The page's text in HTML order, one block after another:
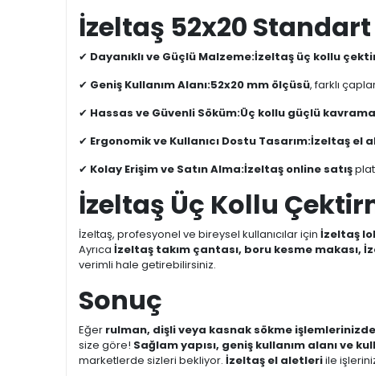
İzeltaş 52x20
✔ Dayanıklı ve Güçlü Malzeme:İzeltaş üç kollu
✔ Geniş Kullanım Alanı:52x20 mm ölçüsü, farklı
✔ Hassas ve Güvenli Söküm:Üç kollu güçlü
✔ Ergonomik ve Kullanıcı Dostu Tasarım:İzeltaş el
✔ Kolay Erişim ve Satın Alma:İzeltaş online satış
İzeltaş Üç Kollu
İzeltaş, profesyonel ve bireysel kullanıcılar için İzeltaş
Ayrıca İzeltaş takım çantası, boru kesme makası,
verimli hale getirebilirsiniz.
Sonuç
Eğer rulman, dişli veya kasnak sökme
size göre! Sağlam yapısı, geniş kullanım alanı ve
marketlerde sizleri bekliyor. İzeltaş el aletleriile